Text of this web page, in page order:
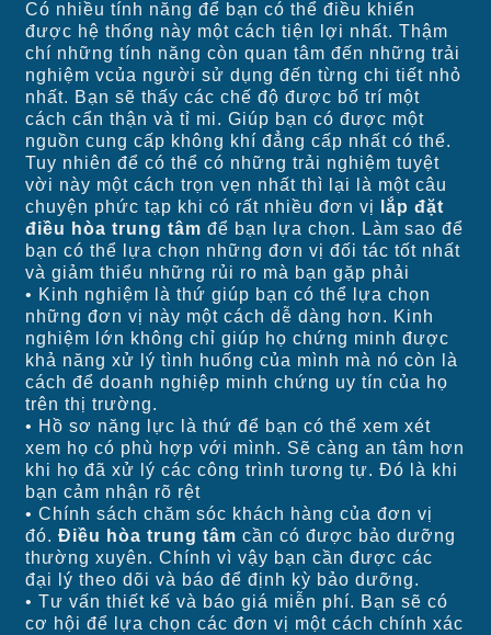
Có nhiều tính năng để bạn có thể điều khiển
được hệ thống này một cách tiện lợi nhất. Thậm
chí những tính năng còn quan tâm đến những trải
nghiệm vcủa người sử dụng đến từng chi tiết nhỏ
nhất. Bạn sẽ thấy các chế độ được bố trí một
cách cẩn thận và tỉ mi. Giúp bạn có được một
nguồn cung cấp không khí đẳng cấp nhất có thể.
Tuy nhiên để có thể có những trải nghiệm tuyệt
vời này một cách trọn vẹn nhất thì lại là một câu
chuyện phức tạp khi có rất nhiều đơn vị
lắp đặt
điều hòa trung tâm để bạn lựa chọn. Làm sao để
bạn có thể lựa chọn những đơn vị đối tác tốt nhất
và giảm thiểu những rủi ro mà bạn gặp phải
• Kinh nghiệm là thứ giúp bạn có thể lựa chọn
những đơn vị này một cách dễ dàng hơn. Kinh
nghiệm lớn không chỉ giúp họ chứng minh được
khả năng xử lý tình huống của mình mà nó còn là
cách để doanh nghiệp minh chứng uy tín của họ
trên thị trường.
• Hồ sơ năng lực là thứ để bạn có thể xem xét
xem họ có phù hợp với mình. Sẽ càng an tâm hơn
khi họ đã xử lý các công trình tương tự. Đó là khi
bạn cảm nhận rõ rệt
• Chính sách chăm sóc khách hàng của đơn vị
đó.Điều hòa trung tâm cần có được bảo dưỡng
thường xuyên. Chính vì vậy bạn cần được các
đại lý theo dõi và báo để định kỳ bảo dưỡng.
• Tư vấn thiết kế và báo giá miễn phí. Bạn sẽ có
cơ hội để lựa chọn các đơn vị một cách chính xác